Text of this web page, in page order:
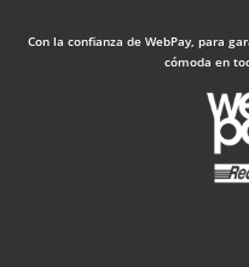
Con la confianza de WebPay, para
cómoda en